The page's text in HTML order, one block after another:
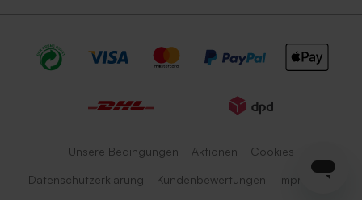
Unsere Bedingungen Aktionen Cookies
Datenschutzerklärung Kundenbewertungen Impressum